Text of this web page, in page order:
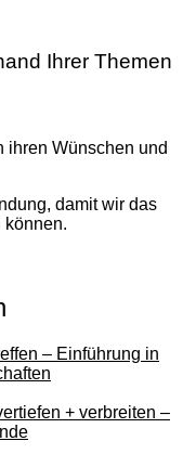
Ihrer Themen
ihren Wünschen und
damit wir das
können.
– Einführung in
+ verbreiten –